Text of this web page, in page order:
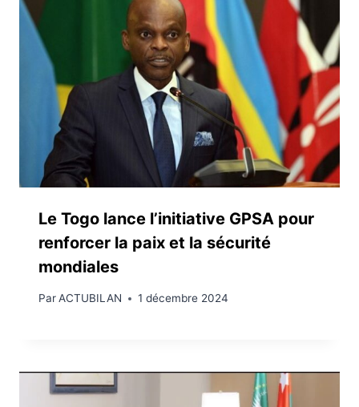
Le Togo lance l’initiative GPSA pour
renforcer la paix et la sécurité
mondiales
ParACTUBILAN 1 décembre 2024